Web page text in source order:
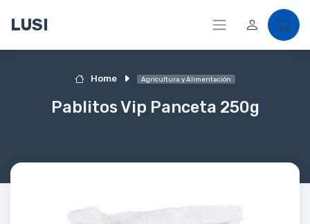
LUSI
Home Agricultura y Alimentación
Pablitos Vip Panceta 250g